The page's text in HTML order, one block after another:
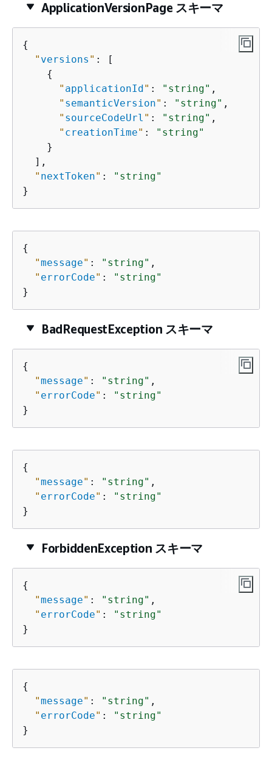
ApplicationVersionPage スキーマ
{
" versions " : [
{
" applicationId" : "string" ,
" semanticVersion" : "string" ,
" sourceCodeUrl " : "string" ,
" creationTime" :
"string"
    }
  ],
" nextToken" :
"string"
}
{
"message" : "string" ,
" errorCode" :
"string"
}
BadRequestException スキーマ
{
"message" : "string" ,
" errorCode" :
"string"
}
{
"message" : "string" ,
" errorCode" :
"string"
}
ForbiddenException スキーマ
{
"message" : "string" ,
" errorCode" :
"string"
}
{
"message" : "string" ,
" errorCode" :
"string"
}